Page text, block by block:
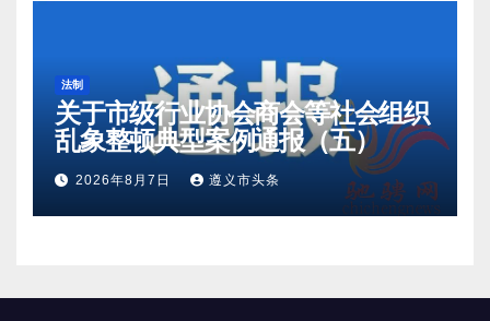
法制
关于市级行业协会商会等社会组织
乱象整顿典型案例通报（五）
2026年8月7日 遵义市头条